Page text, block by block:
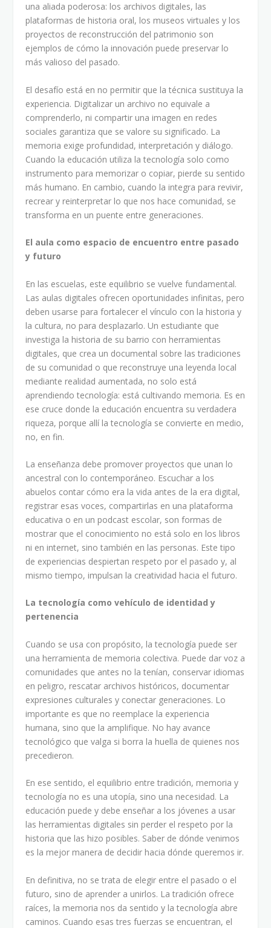
una aliada poderosa: los archivos digitales, las
plataformas de historia oral, los museos virtuales y los
proyectos de reconstrucción del patrimonio son
ejemplos de cómo la innovación puede preservar lo
más valioso del pasado.
El desafío está en no permitir que la técnica sustituya la
experiencia. Digitalizar un archivo no equivale a
comprenderlo, ni compartir una imagen en redes
sociales garantiza que se valore su significado. La
memoria exige profundidad, interpretación y diálogo.
Cuando la educación utiliza la tecnología solo como
instrumento para memorizar o copiar, pierde su sentido
más humano. En cambio, cuando la integra para revivir,
recrear y reinterpretar lo que nos hace comunidad, se
transforma en un puente entre generaciones.
El aula como espacio de encuentro entre pasado
y futuro
En las escuelas, este equilibrio se vuelve fundamental.
Las aulas digitales ofrecen oportunidades infinitas, pero
deben usarse para fortalecer el vínculo con la historia y
la cultura, no para desplazarlo. Un estudiante que
investiga la historia de su barrio con herramientas
digitales, que crea un documental sobre las tradiciones
de su comunidad o que reconstruye una leyenda local
mediante realidad aumentada, no solo está
aprendiendo tecnología: está cultivando memoria. Es en
ese cruce donde la educación encuentra su verdadera
riqueza, porque allí la tecnología se convierte en medio,
no, en fin.
La enseñanza debe promover proyectos que unan lo
ancestral con lo contemporáneo. Escuchar a los
abuelos contar cómo era la vida antes de la era digital,
registrar esas voces, compartirlas en una plataforma
educativa o en un podcast escolar, son formas de
mostrar que el conocimiento no está solo en los libros
ni en internet, sino también en las personas. Este tipo
de experiencias despiertan respeto por el pasado y, al
mismo tiempo, impulsan la creatividad hacia el futuro.
La tecnología como vehículo de identidad y
pertenencia
Cuando se usa con propósito, la tecnología puede ser
una herramienta de memoria colectiva. Puede dar voz a
comunidades que antes no la tenían, conservar idiomas
en peligro, rescatar archivos históricos, documentar
expresiones culturales y conectar generaciones. Lo
importante es que no reemplace la experiencia
humana, sino que la amplifique. No hay avance
tecnológico que valga si borra la huella de quienes nos
precedieron.
En ese sentido, el equilibrio entre tradición, memoria y
tecnología no es una utopía, sino una necesidad. La
educación puede y debe enseñar a los jóvenes a usar
las herramientas digitales sin perder el respeto por la
historia que las hizo posibles. Saber de dónde venimos
es la mejor manera de decidir hacia dónde queremos ir.
En definitiva, no se trata de elegir entre el pasado o el
futuro, sino de aprender a unirlos. La tradición ofrece
raíces, la memoria nos da sentido y la tecnología abre
caminos. Cuando esas tres fuerzas se encuentran, el